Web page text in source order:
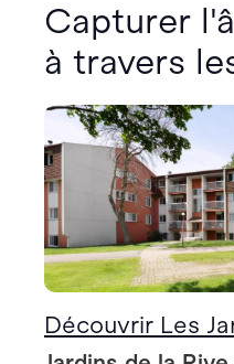
Capturer
à travers
Découvrir Les